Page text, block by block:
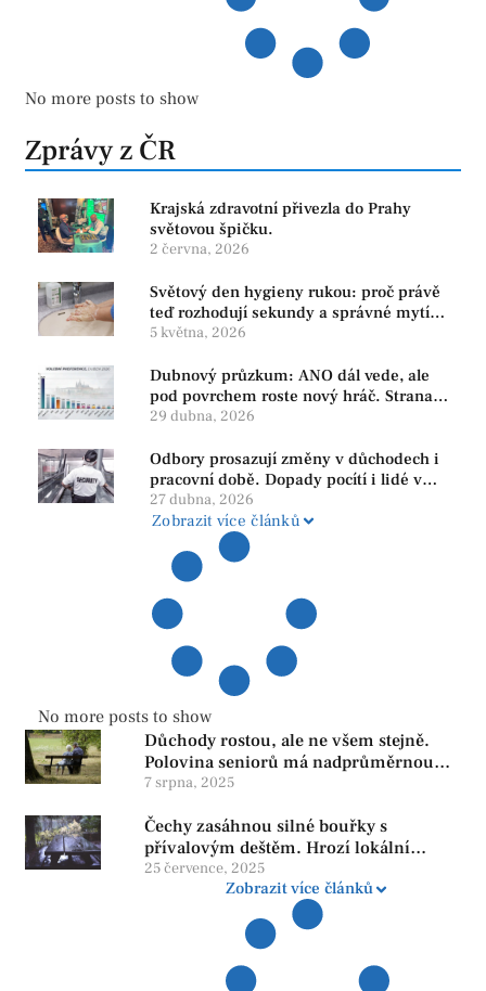
No more posts to show
Zprávy z ČR
Krajská zdravotní přivezla do Prahy
světovou špičku.
2 června, 2026
Světový den hygieny rukou: proč právě
teď rozhodují sekundy a správné mytí
rukou
5 května, 2026
Dubnový průzkum: ANO dál vede, ale
pod povrchem roste nový hráč. Strana
PRO se drží nejvýš mezi menšími
29 dubna, 2026
Odbory prosazují změny v důchodech i
pracovní době. Dopady pocítí i lidé v
našem regionu
27 dubna, 2026
Zobrazit více článků
No more posts to show
Důchody rostou, ale ne všem stejně.
Polovina seniorů má nadprůměrnou
penzi, tisíce však žijí pod hranicí
reformy
7 srpna, 2025
Čechy zasáhnou silné bouřky s
přívalovým deštěm. Hrozí lokální
zatopení
25 července, 2025
Zobrazit více článků